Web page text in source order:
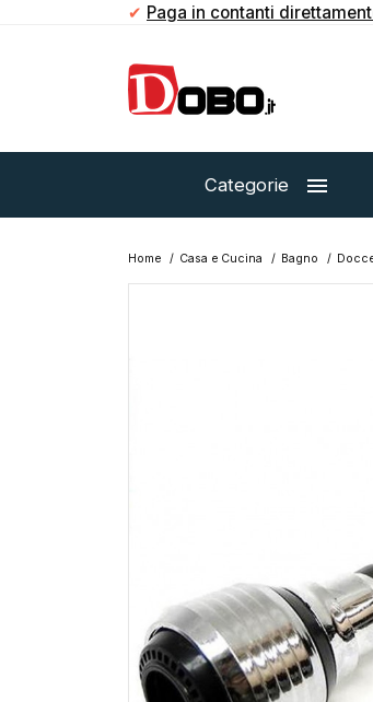
✔ Paga in contanti
Categorie 
Home Casa e Cucina Bagno